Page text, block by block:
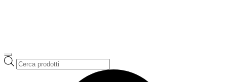
Ricerca
prodotti